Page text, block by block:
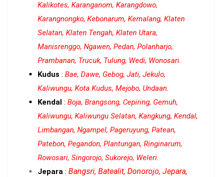
Kalikotes, Karanganom, Karangdowo,
Karangnongko, Kebonarum, Kemalang, Klaten
Selatan, Klaten Tengah, Klaten Utara,
Manisrenggo, Ngawen, Pedan, Polanharjo,
Prambanan, Trucuk, Tulung, Wedi, Wonosari.
Kudus : Bae, Dawe, Gebog, Jati, Jekulo,
Kaliwungu, Kota Kudus, Mejobo, Undaan.
Kendal : Boja, Brangsong, Cepiring, Gemuh,
Kaliwungu, Kaliwungu Selatan, Kangkung, Kendal,
Limbangan, Ngampel, Pageruyung, Patean,
Patebon, Pegandon, Plantungan, Ringinarum,
Rowosari, Singorojo, Sukorejo, Weleri.
Jepara : Bangsri, Batealit, Donorojo, Jepara,